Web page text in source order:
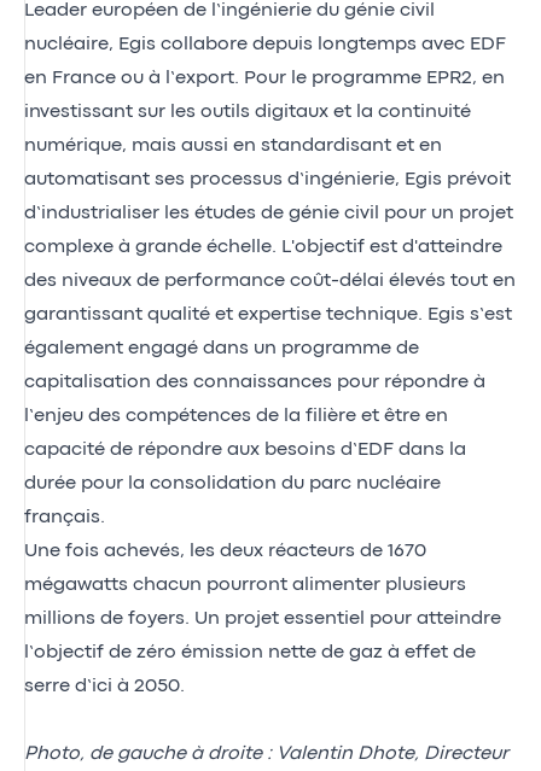
Leader européen de l’ingénierie du génie civil
nucléaire, Egis collabore depuis longtemps avec EDF
en France ou à l’export. Pour le programme EPR2, en
investissant sur les outils digitaux et la continuité
numérique, mais aussi en standardisant et en
automatisant ses processus d’ingénierie, Egis prévoit
d’industrialiser les études de génie civil pour un projet
complexe à grande échelle. L'objectif est d'atteindre
des niveaux de performance coût-délai élevés tout en
garantissant qualité et expertise technique. Egis s’est
également engagé dans un programme de
capitalisation des connaissances pour répondre à
l’enjeu des compétences de la filière et être en
capacité de répondre aux besoins d’EDF dans la
durée pour la consolidation du parc nucléaire
français.
Une fois achevés, les deux réacteurs de 1670
mégawatts chacun pourront alimenter plusieurs
millions de foyers. Un projet essentiel pour atteindre
l’objectif de zéro émission nette de gaz à effet de
serre d’ici à 2050.
Photo, de gauche à droite : Valentin Dhote, Directeur